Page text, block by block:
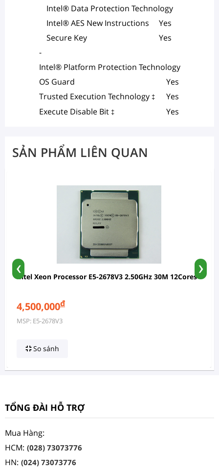
Intel® Data Protection Technology
Intel® AES New Instructions
Yes
Secure Key
Yes
-
Intel® Platform Protection Technology
OS Guard
Yes
Trusted Execution Technology ‡
Yes
Execute Disable Bit ‡ Yes
SẢN PHẨM LIÊN QUAN
Intel Xeon Processor E5-2678V3 2.50GHz 30M 12Cores
4,500,000đ
MSP: E5-2678V3
So sánh
‹ ›
TỔNG ĐÀI HỖ TRỢ
Mua Hàng:
HCM: (028) 73073776
HN: (024) 73073776